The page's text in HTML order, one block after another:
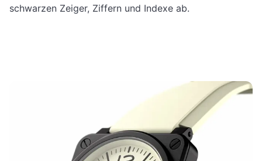
schwarzen Zeiger, Ziffern und Indexe ab.